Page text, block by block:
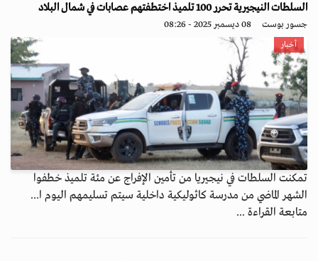
السلطات النيجيرية تحرر 100 تلميذ اختطفتهم عصابات في شمال البلاد
جسور بوست 08 ديسمبر 2025 - 08:26
أخبار
تمكنت السلطات في نيجيريا من تأمين الإفراج عن مئة تلميذ خطفوا
الشهر الماضي من مدرسة كاثوليكية داخلية سيتم تسليمهم اليوم ا...
متابعة القراءة ...